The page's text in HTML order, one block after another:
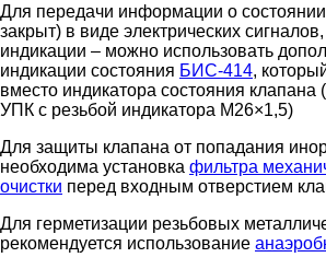
Для передачи информации о
закрыт) в виде электрических
индикации – можно использовать
индикации состояния БИС-414,
вместо индикатора состояния клапана
УПК с резьбой индикатора М26×1,5)
Для защиты клапана от попадания
необходима установка фильтра
очистки перед входным отверстием
Для герметизации резьбовых
рекомендуется использование